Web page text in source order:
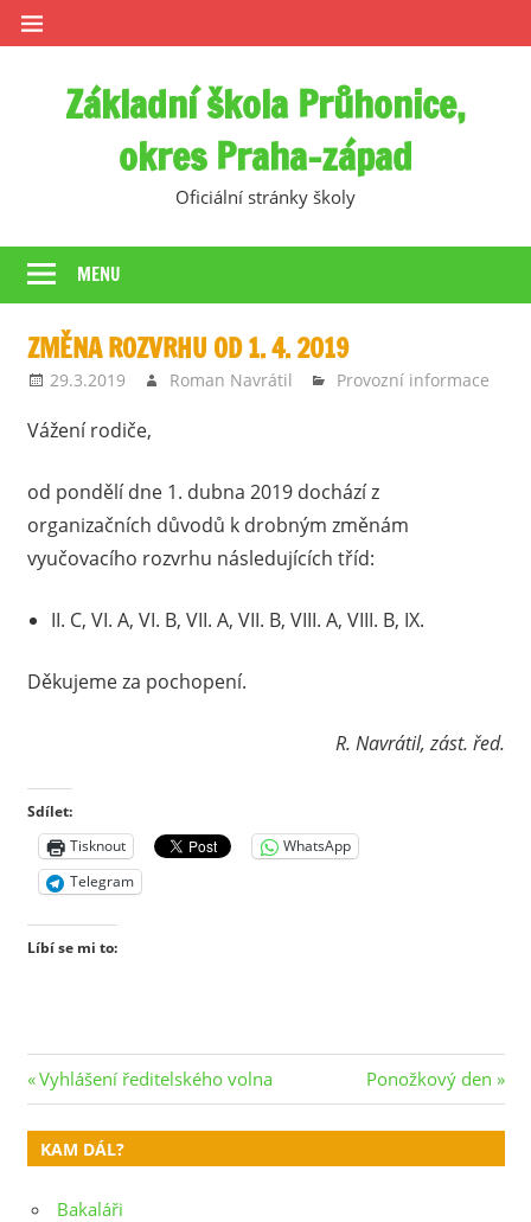
Skip
to
Základní škola Průhonice,
okres Praha-západ
Oficiální stránky školy
MENU
ZMĚNA ROZVRHU OD 1. 4. 2019
29.3.2019 Roman Navrátil Provozní informace
Vážení rodiče,
od pondělí dne 1. dubna 2019 dochází z
organizačních důvodů k drobným změnám
vyučovacího rozvrhu následujících tříd:
II. C, VI. A, VI. B, VII. A, VII. B, VIII. A, VIII. B, IX.
Děkujeme za pochopení.
R. Navrátil, zást. řed.
Sdílet:
Tisknout
WhatsApp
Telegram
Líbí se mi to:
Navigace
pro
příspěvek
Previous
Post:
Vyhlášení ředitelského volna
Next
Post:
Ponožkový den
KAM DÁL?
Bakaláři